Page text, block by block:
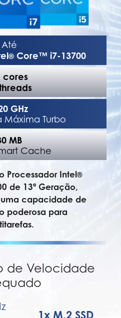
Até
®Core™ i7-13700
cores
GHz
Máxima Turbo
MB
Cache
Processador Intel®
de 13ª Geração,
capacidade de
poderosa para
de Velocidade
1x M.2 SSD